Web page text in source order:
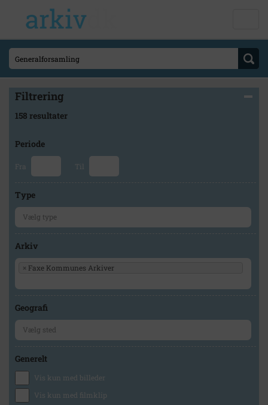
Filtrering
158 resultater
Periode
Fra Til
Type
Arkiv
× Faxe Kommunes Arkiver
Geografi
Generelt
Vis kun med billeder
Vis kun med filmklip